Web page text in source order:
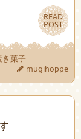
READ
POST
READ
POST
き菓子
mugihoppe